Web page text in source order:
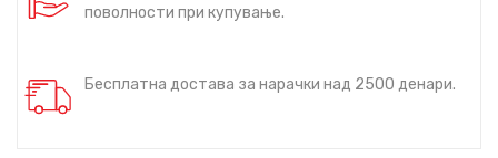
поволности при купување.
Бесплатна достава за нарачки над 2500 денари.